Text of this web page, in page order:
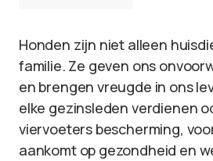
Honden zijn niet alleen
familie. Ze geven ons
en brengen vreugde in ons
elke gezinsleden verdienen
viervoeters bescherming,
aankomt op gezondheid en